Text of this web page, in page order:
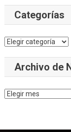
Categorías
Categorías
Archivo de
Archivo